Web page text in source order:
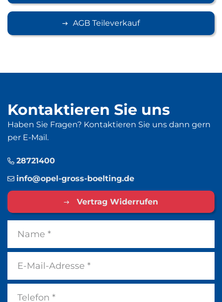
AGB Teileverkauf
Kontaktieren Sie uns
Haben Sie Fragen? Kontaktieren Sie uns dann gern
per E-Mail.
28721400
info@opel-gross-boelting.de
Vertrag Widerrufen